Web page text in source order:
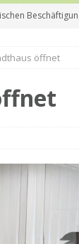
für
vom
öffnet